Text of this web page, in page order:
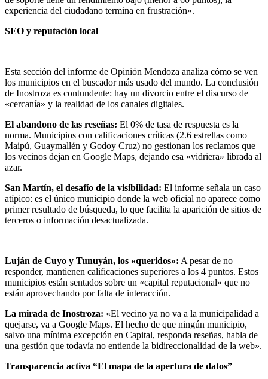
experiencia del ciudadano termina en frustración».
SEO y reputación local
Esta sección del informe de Opinión Mendoza analiza cómo se ven
los municipios en el buscador más usado del mundo. La conclusión
de Inostroza es contundente: hay un divorcio entre el discurso de
«cercanía» y la realidad de los canales digitales.
El abandono de las reseñas: El 0% de tasa de respuesta es la
norma. Municipios con calificaciones críticas (2.6 estrellas como
Maipú, Guaymallén y Godoy Cruz) no gestionan los reclamos que
los vecinos dejan en Google Maps, dejando esa «vidriera» librada al
azar.
San Martín, el desafío de la visibilidad: El informe señala un caso
atípico: es el único municipio donde la web oficial no aparece como
primer resultado de búsqueda, lo que facilita la aparición de sitios de
terceros o información desactualizada.
Luján de Cuyo y Tunuyán, los «queridos»: A pesar de no
responder, mantienen calificaciones superiores a los 4 puntos. Estos
municipios están sentados sobre un «capital reputacional» que no
están aprovechando por falta de interacción.
La mirada de Inostroza: «El vecino ya no va a la municipalidad a
quejarse, va a Google Maps. El hecho de que ningún municipio,
salvo una mínima excepción en Capital, responda reseñas, habla de
una gestión que todavía no entiende la bidireccionalidad de la web».
Transparencia activa “El mapa de la apertura de datos”